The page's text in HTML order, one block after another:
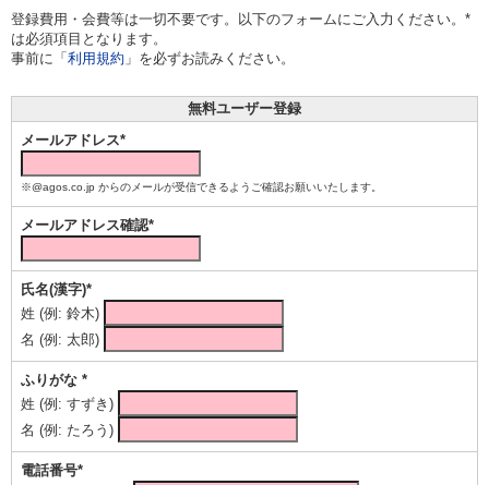
登録費用・会費等は一切不要です。以下のフォームにご入力ください。*
は必須項目となります。
事前に「 利用規約 」を必ずお読みください。
無料ユーザー登録
メールアドレス*
※@agos.co.jp からのメールが受信できるようご確認お願いいたします。
メールアドレス確認*
氏名(漢字)*
姓 (例: 鈴木)
名 (例: 太郎)
ふりがな *
姓 (例: すずき)
名 (例: たろう)
電話番号*